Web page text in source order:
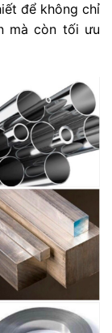
để không chỉ
mà còn tối ưu